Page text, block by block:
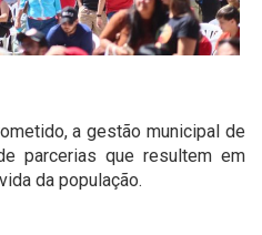
a gestão municipal de
parcerias que resultem em
da população.